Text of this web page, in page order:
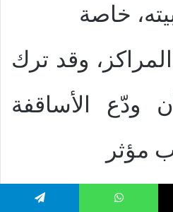
خاصة
وقد ترك
ودّع الأساقفة
مؤثر
إلي نزينزا يقاوم